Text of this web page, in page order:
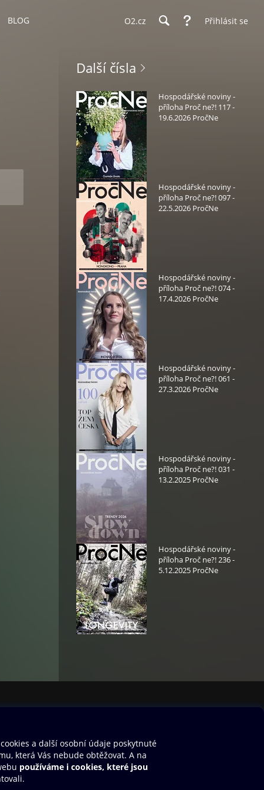
BLOG O2.cz Přihlásit se
Další čísla
Hospodářské noviny -
příloha Proč ne?! 117 -
19.6.2026 PročNe
Hospodářské noviny -
příloha Proč ne?! 097 -
22.5.2026 PročNe
Hospodářské noviny -
příloha Proč ne?! 074 -
17.4.2026 PročNe
Hospodářské noviny -
příloha Proč ne?! 061 -
27.3.2026 PročNe
Hospodářské noviny -
příloha Proč ne?! 031 -
13.2.2025 PročNe
Hospodářské noviny -
příloha Proč ne?! 236 -
5.12.2025 PročNe